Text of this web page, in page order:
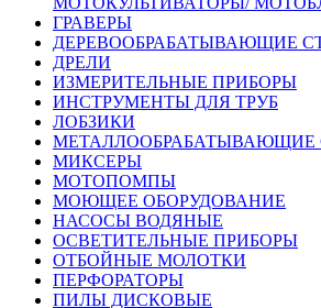
ГРАВЕРЫ
ДЕРЕВООБРАБАТЫВАЮЩИЕ
ДРЕЛИ
ИЗМЕРИТЕЛЬНЫЕ ПРИБОРЫ
ИНСТРУМЕНТЫ ДЛЯ ТРУБ
ЛОБЗИКИ
МЕТАЛЛООБРАБАТЫВАЮЩИЕ
МИКСЕРЫ
МОТОПОМПЫ
МОЮЩЕЕ ОБОРУДОВАНИЕ
НАСОСЫ ВОДЯНЫЕ
ОСВЕТИТЕЛЬНЫЕ ПРИБОРЫ
ОТБОЙНЫЕ МОЛОТКИ
ПЕРФОРАТОРЫ
ПИЛЫ ДИСКОВЫЕ